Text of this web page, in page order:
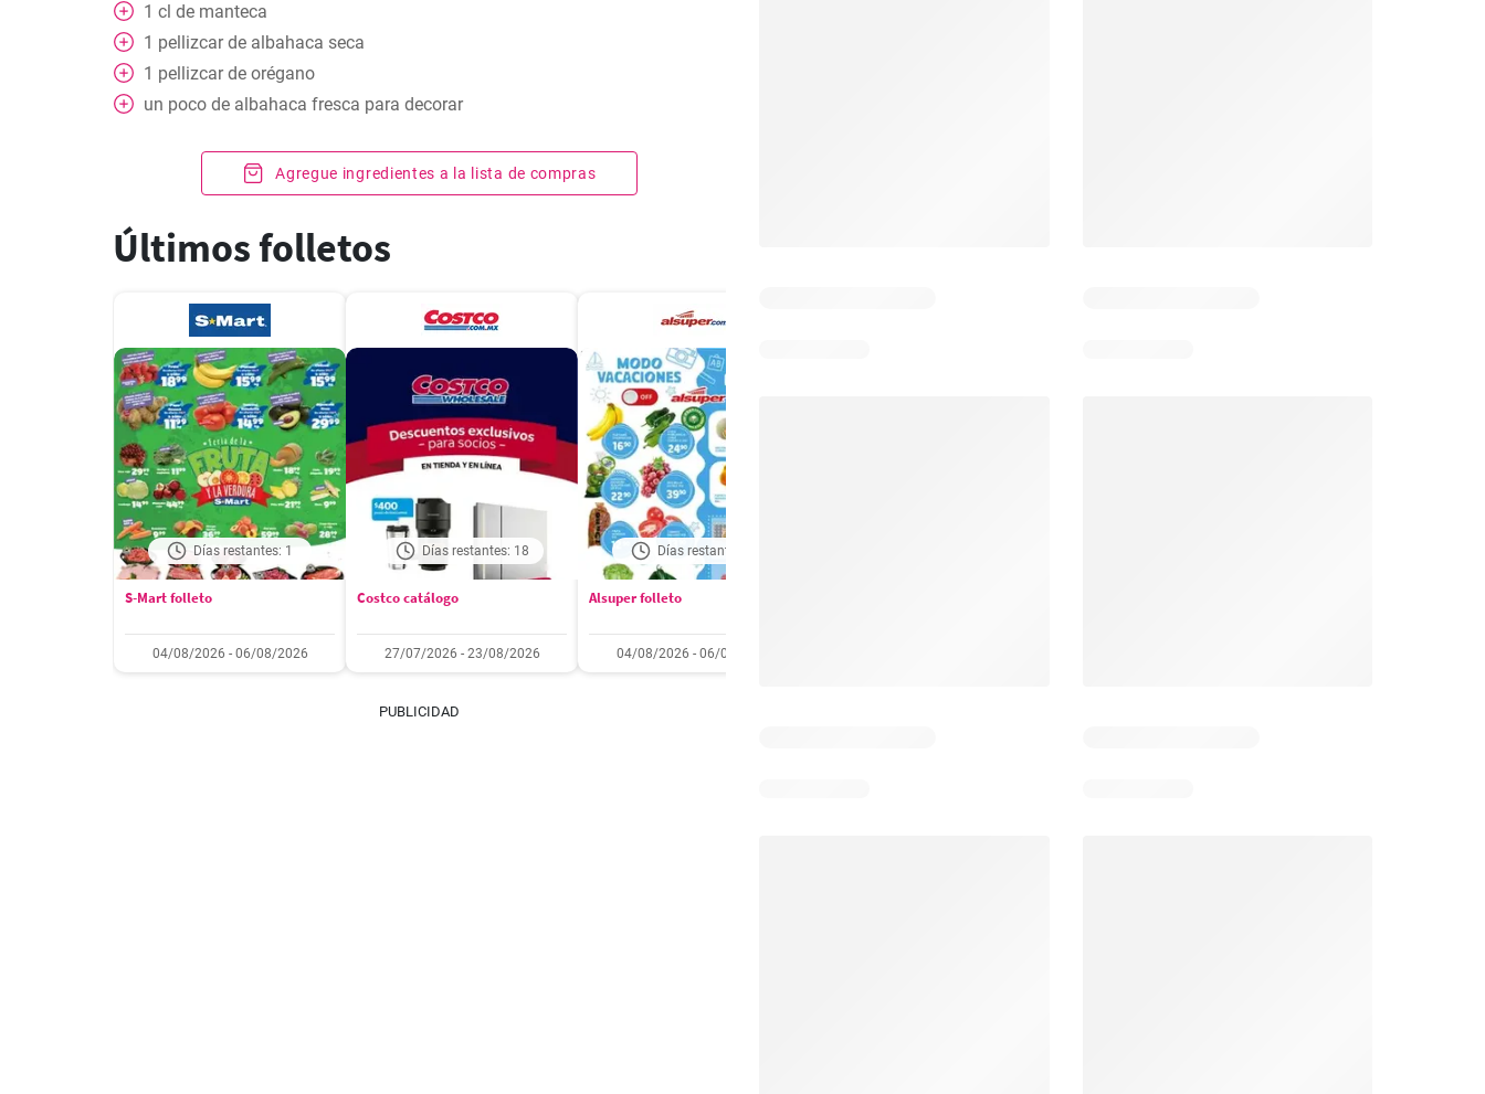
1 cl de manteca
1 pellizcar de albahaca seca
1 pellizcar de orégano
un poco de albahaca fresca para decorar
Agregue ingredientes a la lista de compras
Últimos folletos
Días restantes: 1
S-Mart folleto
04/08/2026 - 06/08/2026
Días restantes: 18
Costco catálogo
27/07/2026 - 23/08/2026
Días restantes: 1
Alsuper folleto
04/08/2026 - 06/08/2026
PUBLICIDAD